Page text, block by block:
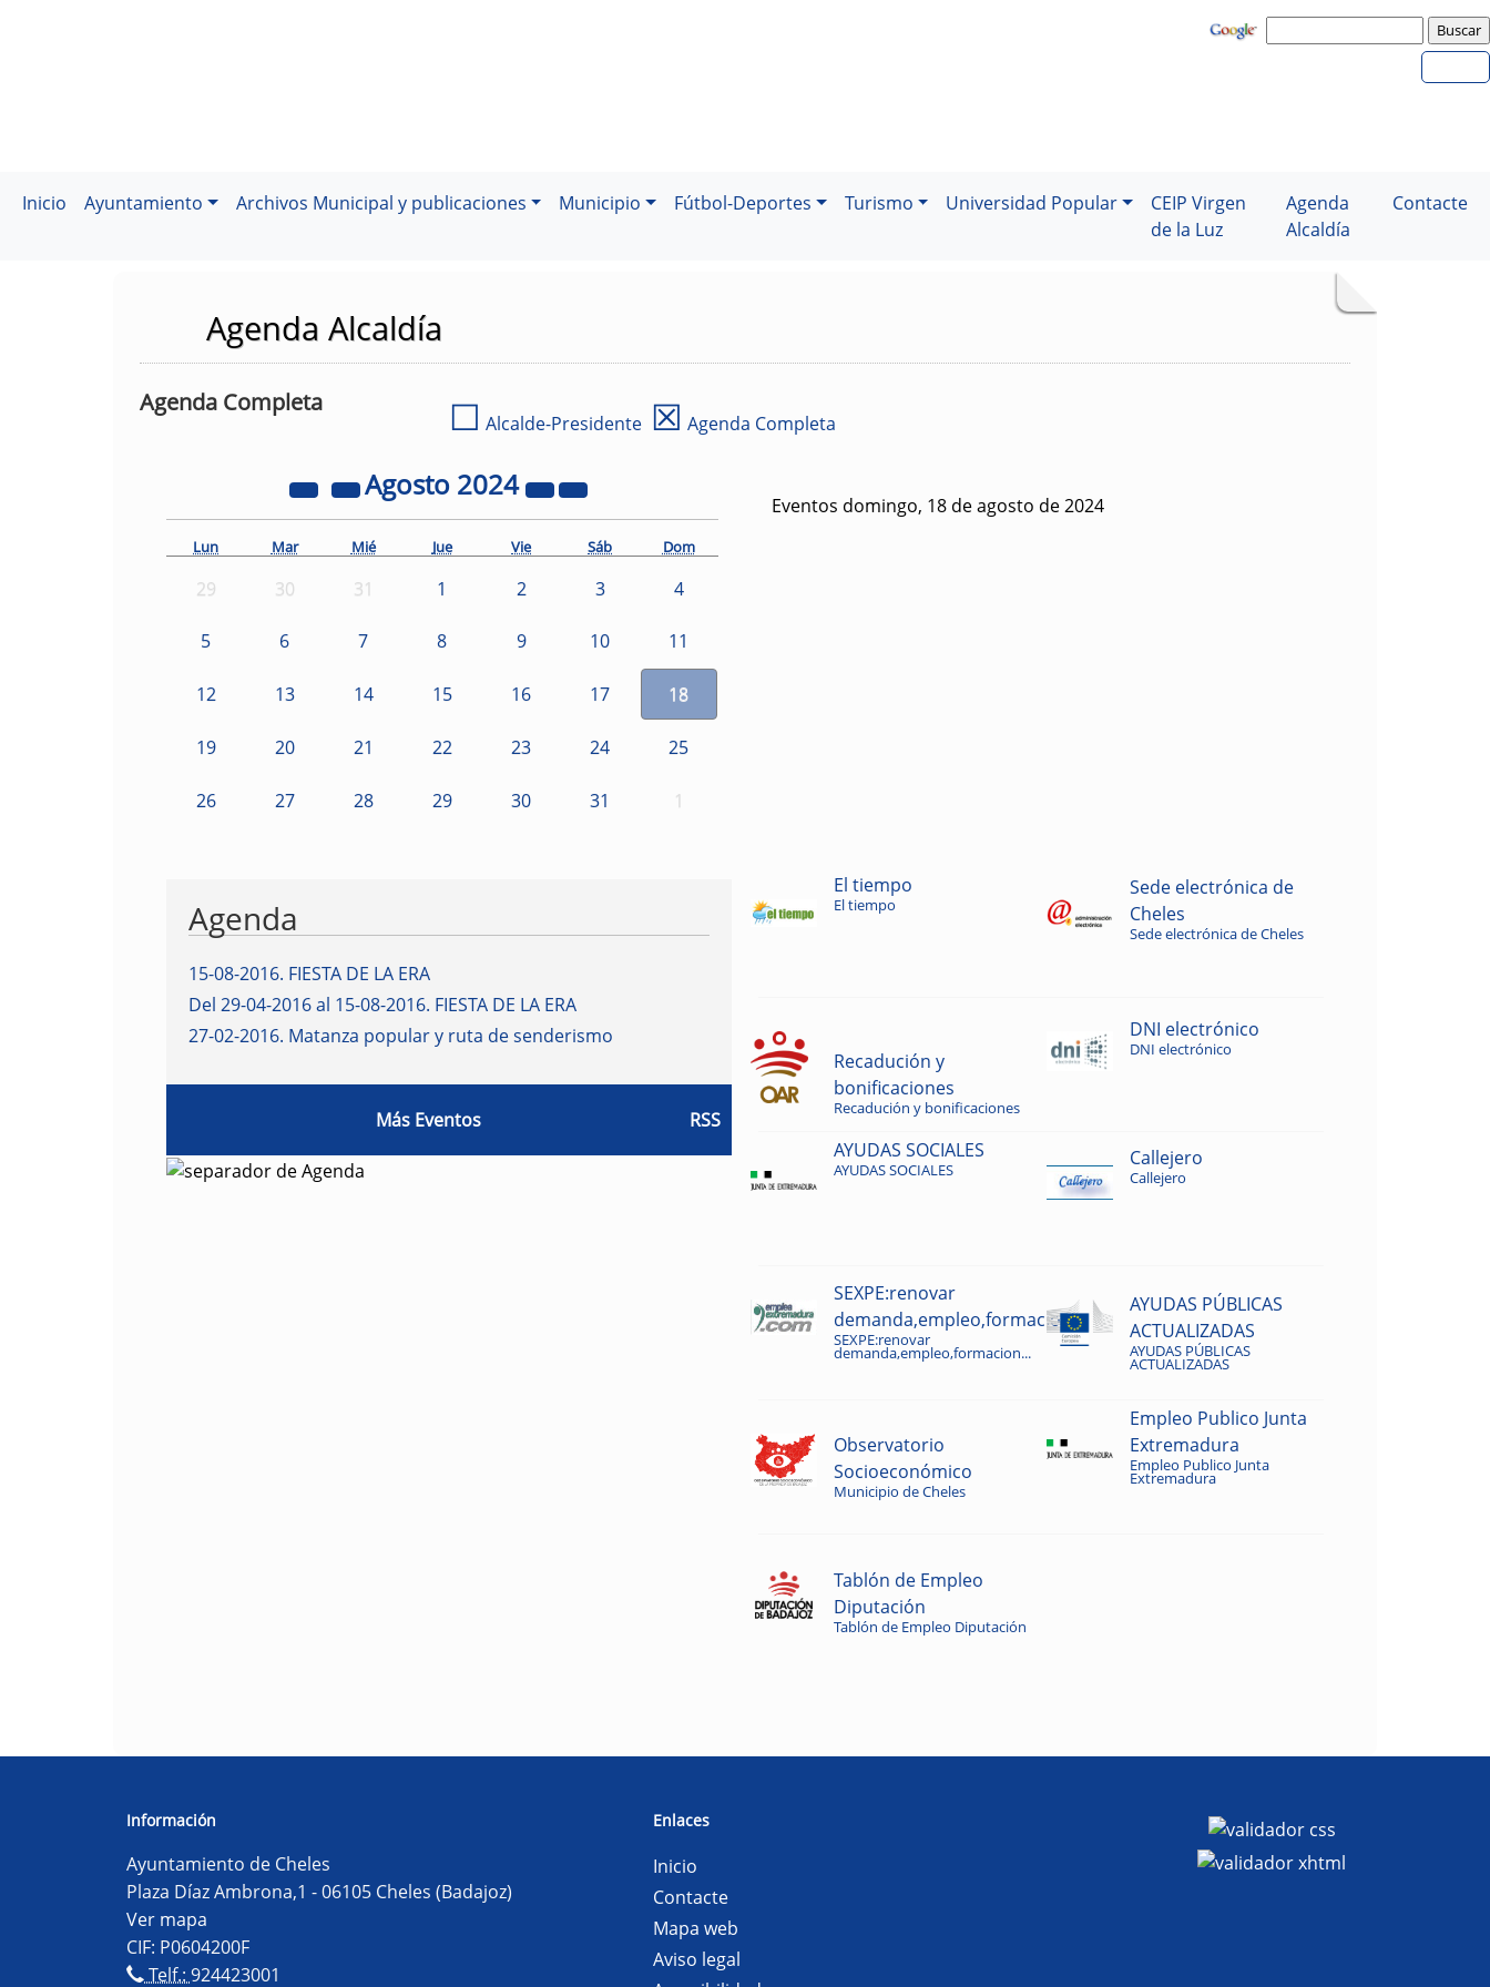
Inicio Ayuntamiento Archivos Municipal y publicaciones Municipio Fútbol-Deportes Turismo Universidad Popular
CEIP Virgen
de la Luz
Agenda
Alcaldía
Contacte
Agenda Alcaldía
Agenda Completa ☐ Alcalde-Presidente ☒ Agenda Completa
Agosto 2024
Lun Mar Mié Jue Vie Sáb Dom
29 30 31 1 2 3 4
5 6 7 8 9 10 11
12 13 14 15 16 17 18
19 20 21 22 23 24 25
26 27 28 29 30 31 1
Eventos domingo, 18 de agosto de 2024
Agenda
15-08-2016. FIESTA DE LA ERA
Del 29-04-2016 al 15-08-2016. FIESTA DE LA ERA
27-02-2016. Matanza popular y ruta de senderismo
Más Eventos RSS
El tiempo
El tiempo
Sede electrónica de
Cheles
Sede electrónica de Cheles
Recadución y
bonificaciones
Recadución y bonificaciones
DNI electrónico
DNI electrónico
AYUDAS SOCIALES
AYUDAS SOCIALES
Callejero
Callejero
SEXPE:renovar
demanda,empleo,formacion...
SEXPE:renovar
demanda,empleo,formacion...
AYUDAS PÚBLICAS
ACTUALIZADAS
AYUDAS PÚBLICAS
ACTUALIZADAS
Observatorio
Socioeconómico
Municipio de Cheles
Empleo Publico Junta
Extremadura
Empleo Publico Junta
Extremadura
Tablón de Empleo
Diputación
Tablón de Empleo Diputación
Información
Ayuntamiento de Cheles
Plaza Díaz Ambrona,1 - 06105 Cheles (Badajoz)
Ver mapa
CIF: P0604200F
Telf.:924423001
Enlaces
Inicio
Contacte
Mapa web
Aviso legal